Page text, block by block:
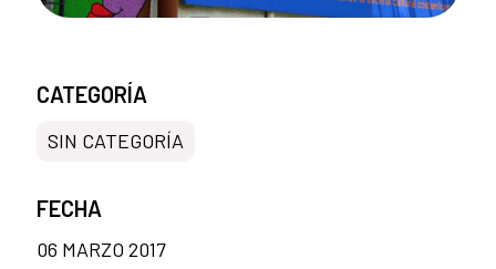
CATEGORÍA
SIN CATEGORÍA
FECHA
06 MARZO 2017